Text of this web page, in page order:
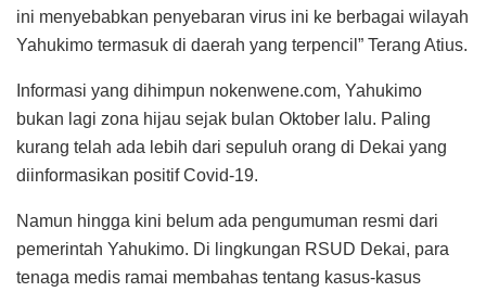
ini menyebabkan penyebaran virus ini ke berbagai wilayah
Yahukimo termasuk di daerah yang terpencil” Terang Atius.
Informasi yang dihimpun nokenwene.com, Yahukimo
bukan lagi zona hijau sejak bulan Oktober lalu. Paling
kurang telah ada lebih dari sepuluh orang di Dekai yang
diinformasikan positif Covid-19.
Namun hingga kini belum ada pengumuman resmi dari
pemerintah Yahukimo. Di lingkungan RSUD Dekai, para
tenaga medis ramai membahas tentang kasus-kasus